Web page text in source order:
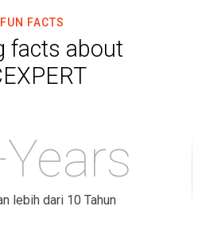
FUN FACTS
facts about
lebih dari 10 Tahun